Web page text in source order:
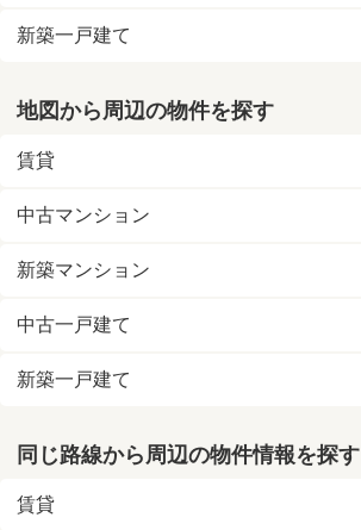
新築一戸建て
地図から周辺の物件を探す
賃貸
中古マンション
新築マンション
中古一戸建て
新築一戸建て
同じ路線から周辺の物件情報を探す
賃貸